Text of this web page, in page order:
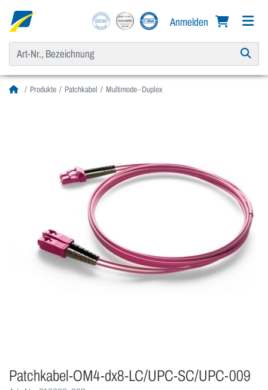
Anmelden
Produkte Patchkabel Multimode - Duplex
Patchkabel-OM4-dx8-LC/UPC-SC/UPC-009